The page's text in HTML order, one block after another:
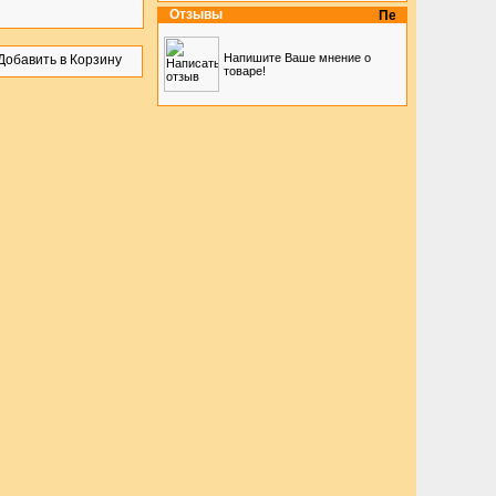
Отзывы
Напишите Ваше мнение о
товаре!